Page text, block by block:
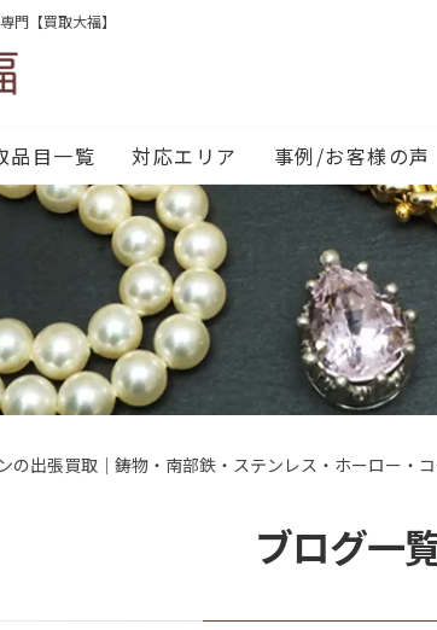
門【買取大福】
品目一覧 対応エリア 事例/お客様の声
の出張買取｜鋳物・南部鉄・ステンレス・ホーロー・
ブログ一